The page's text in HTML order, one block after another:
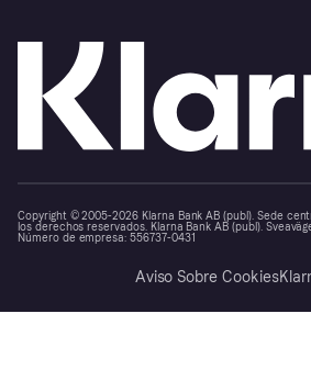
Copyright © 2005-2026 Klarna Bank AB (publ). Sede
los derechos reservados. Klarna Bank AB (publ).
Número de empresa: 556737-0431
Aviso Sobre Cookies